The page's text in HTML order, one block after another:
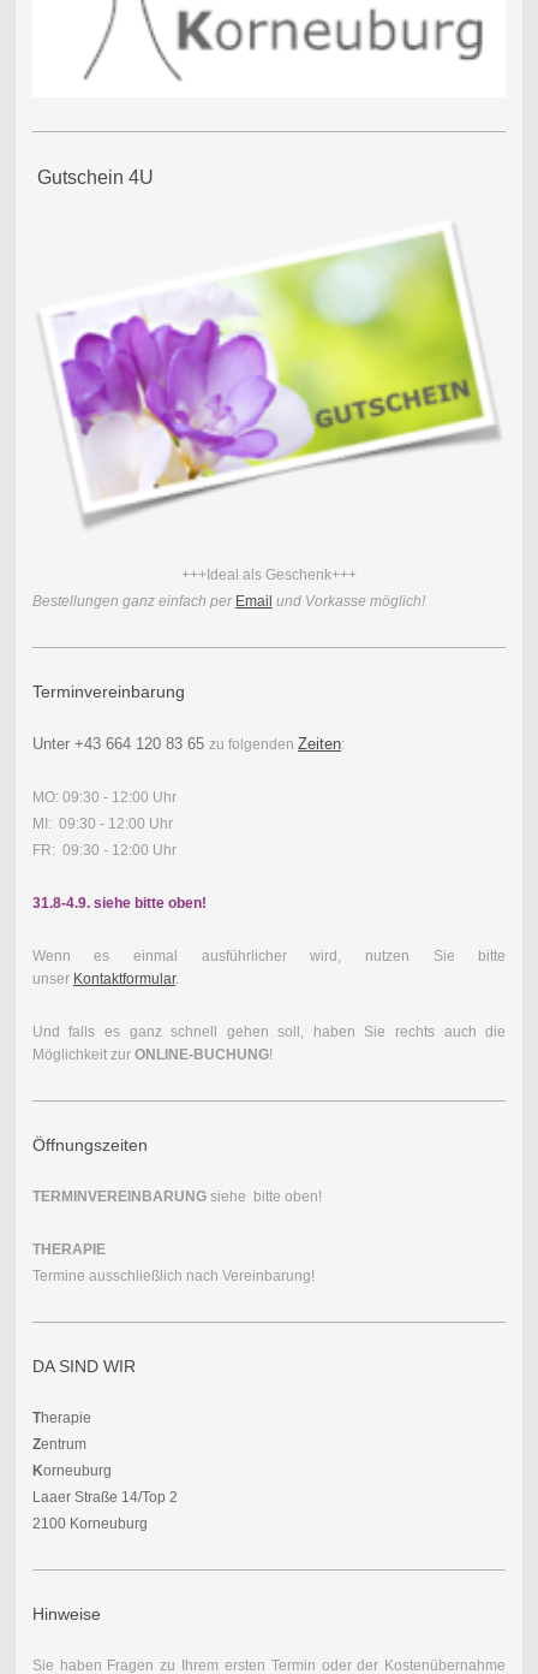
Gutschein 4U
+++Ideal als Geschenk+++
Bestellungen ganz einfach per Email und Vorkasse möglich!
Terminvereinbarung
Unter +43 664 120 83 65 zu folgenden Zeiten:
MO: 09:30 - 12:00 Uhr
MI: 09:30 - 12:00 Uhr
FR: 09:30 - 12:00 Uhr
31.8-4.9. siehe bitte oben!
Wenn es einmal ausführlicher wird, nutzen Sie bitte
unser Kontaktformular.
Und falls es ganz schnell gehen soll, haben Sie rechts auch die
Möglichkeit zur ONLINE-BUCHUNG!
Öffnungszeiten
TERMINVEREINBARUNGsiehe bitte oben!
THERAPIE
Termine ausschließlich nach Vereinbarung!
DA SIND WIR
Therapie
Zentrum
Korneuburg
Laaer Straße 14/Top 2
2100 Korneuburg
Hinweise
Sie haben Fragen zu Ihrem ersten Termin oder der Kostenübernahme